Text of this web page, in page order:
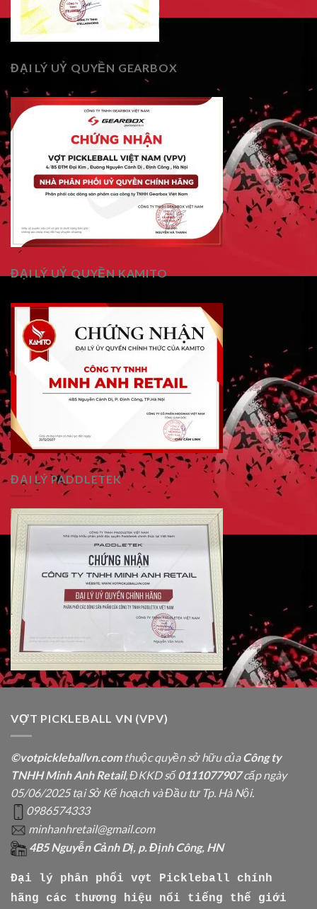
ĐẠI LÝ UỶ QUYỀN GEARBOX
ĐẠI LÝ UỶ QUYỀN KAMITO
ĐẠI LÝ PADDLETEK
VỢT PICKLEBALL VN (VPV)
©votpickleballvn.comthuộc quyền sở hữu củaCông ty
TNHH Minh Anh Retail, ĐKKD số0111077907cấp ngày
05/06/2025 tại Sở Kế hoạch và Đầu tư Tp. Hà Nội.
0986574333
minhanhretail@gmail.com
4B5 Nguyễn Cảnh Dị, p. Định Công, HN
Đại lý phân phối vợt Pickleball chính
hãng các thương hiệu nổi tiếng thế giới